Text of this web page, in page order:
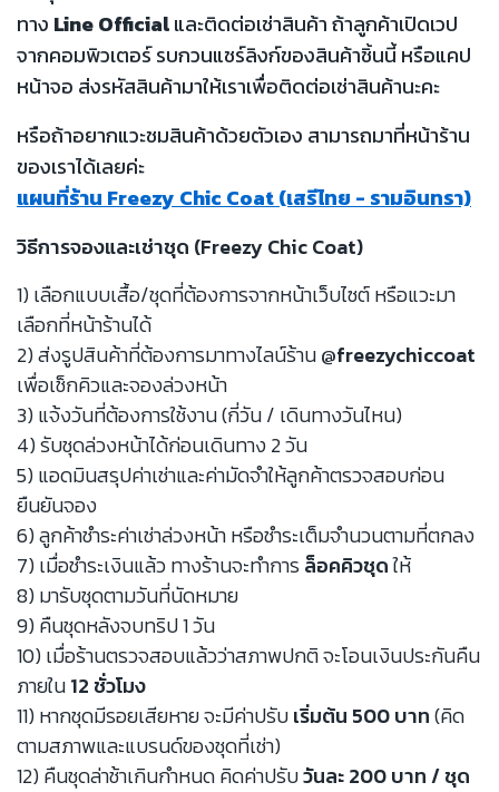
ทาง Line Officialและติดต่อเช่าสินค้า ถ้าลูกค้าเปิดเวป
จากคอมพิวเตอร์ รบกวนแชร์ลิงก์ของสินค้าชิ้นนี้ หรือแคป
หน้าจอ ส่งรหัสสินค้ามาให้เราเพื่อติดต่อเช่าสินค้านะคะ
หรือถ้าอยากแวะชมสินค้าด้วยตัวเอง สามารถมาที่หน้าร้าน
ของเราได้เลยค่ะ
แผนที่ร้าน Freezy Chic Coat (เสรีไทย - รามอินทรา)
วิธีการจองและเช่าชุด (Freezy Chic Coat)
1) เลือกแบบเสื้อ/ชุดที่ต้องการจากหน้าเว็บไซต์ หรือแวะมา
เลือกที่หน้าร้านได้
2) ส่งรูปสินค้าที่ต้องการมาทางไลน์ร้าน@freezychiccoat
เพื่อเช็กคิวและจองล่วงหน้า
3) แจ้งวันที่ต้องการใช้งาน (กี่วัน / เดินทางวันไหน)
4) รับชุดล่วงหน้าได้ก่อนเดินทาง 2 วัน
5) แอดมินสรุปค่าเช่าและค่ามัดจำให้ลูกค้าตรวจสอบก่อน
ยืนยันจอง
6) ลูกค้าชำระค่าเช่าล่วงหน้า หรือชำระเต็มจำนวนตามที่ตกลง
7) เมื่อชำระเงินแล้ว ทางร้านจะทำการล็อคคิวชุดให้
8) มารับชุดตามวันที่นัดหมาย
9) คืนชุดหลังจบทริป 1 วัน
10) เมื่อร้านตรวจสอบแล้วว่าสภาพปกติ จะโอนเงินประกันคืน
ภายใน12 ชั่วโมง
11) หากชุดมีรอยเสียหาย จะมีค่าปรับเริ่มต้น 500 บาท(คิด
ตามสภาพและแบรนด์ของชุดที่เช่า)
12) คืนชุดล่าช้าเกินกำหนด คิดค่าปรับวันละ 200 บาท / ชุด